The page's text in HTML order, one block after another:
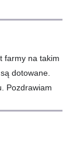
farmy na takim
dotowane.
Pozdrawiam